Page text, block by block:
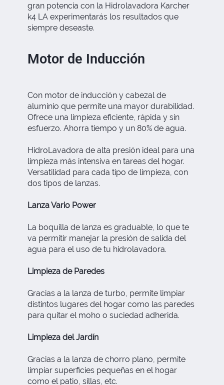
gran potencia con la Hidrolavadora Karcher
k4 LA experimentarás los resultados que
siempre deseaste.
Motor de Inducción
Con motor de inducción y cabezal de
aluminio que permite una mayor durabilidad.
Ofrece una limpieza eficiente, rápida y sin
esfuerzo. Ahorra tiempo y un 80% de agua.
HidroLavadora de alta presión ideal para una
limpieza más intensiva en tareas del hogar.
Versatilidad para cada tipo de limpieza, con
dos tipos de lanzas.
Lanza Vario Power
La boquilla de lanza es graduable, lo que te
va permitir manejar la presión de salida del
agua para el uso de tu hidrolavadora.
Limpieza de Paredes
Gracias a la lanza de turbo, permite limpiar
distintos lugares del hogar como las paredes
para quitar el moho o suciedad adherida.
Limpieza del Jardín
Gracias a la lanza de chorro plano, permite
limpiar superficies pequeñas en el hogar
como el patio, sillas, etc.